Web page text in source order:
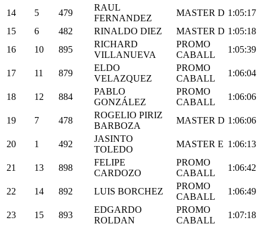
14 5 479
RAUL
FERNANDEZ
MASTER D 1:05:17
15
6 482 RINALDO DIEZ MASTER D 1:05:18
16
10 895
RICHARD
VILLANUEVA
PROMO
CABALL
1:05:39
17 11 879
ELDO
VELAZQUEZ
PROMO
CABALL
1:06:04
18 12 884
PABLO
GONZÁLEZ
PROMO
CABALL
1:06:06
19 7 478
ROGELIO PIRIZ
BARBOZA
MASTER D 1:06:06
20 1 492
JASINTO
TOLEDO
MASTER E 1:06:13
21 13 898
FELIPE
CARDOZO
PROMO
CABALL
1:06:42
22 14 892 LUIS BORCHEZ
PROMO
CABALL
1:06:49
23 15 893
EDGARDO
ROLDAN
PROMO
CABALL
1:07:18